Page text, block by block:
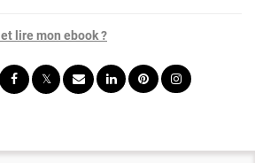
lire mon ebook ?